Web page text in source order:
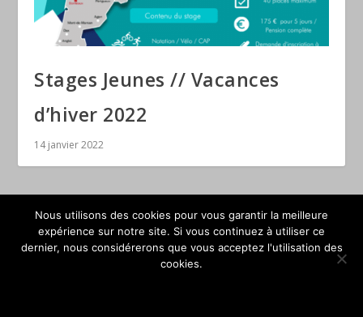
Stages Jeunes // Vacances
d’hiver 2022
14 janvier 2022
© Ligue Nouvelle-Aquitaine de Triathlon 2026
Nous utilisons des cookies pour vous garantir la meilleure
expérience sur notre site. Si vous continuez à utiliser ce
dernier, nous considérerons que vous acceptez l'utilisation des
cookies.